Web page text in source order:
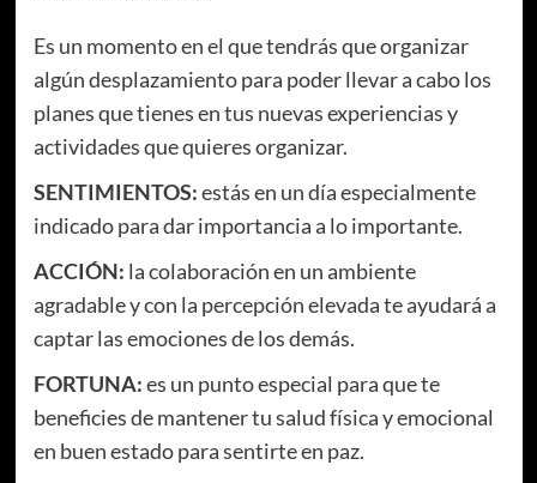
Es un momento en el que tendrás que organizar
algún desplazamiento para poder llevar a cabo los
planes que tienes en tus nuevas experiencias y
actividades que quieres organizar.
SENTIMIENTOS:estás en un día especialmente
indicado para dar importancia a lo importante.
ACCIÓN: la colaboración en un ambiente
agradable y con la percepción elevada te ayudará a
captar las emociones de los demás.
FORTUNA:es un punto especial para que te
beneficies de mantener tu salud física y emocional
en buen estado para sentirte en paz.